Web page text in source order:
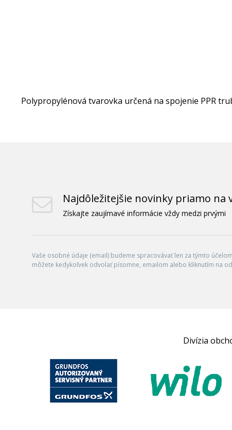
Polypropylénová tvarovka určená na spojenie PPR
Najdôležitejšie novinky priamo na
Získajte zaujímavé informácie vždy medzi prvými
Vaše osobné údaje (email) budeme spracovávať len za týmto
môžete kedykoľvek odvolať písomne, emailom alebo kliknutím na
Divízia